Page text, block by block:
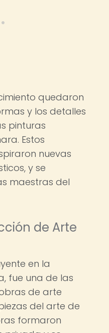
quedaron
y los detalles
pinturas
Estos
nuevas
y se
maestras del
de Arte
en la
fue una de las
de arte
del arte de
formaron